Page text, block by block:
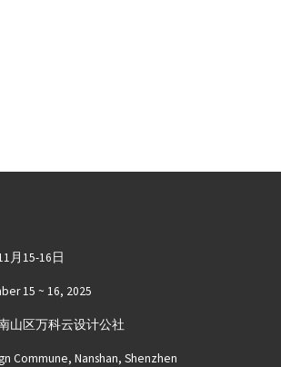
月15-16日
15 ~ 16, 2025
山区万科云设计公社
Commune, Nanshan, Shenzhen